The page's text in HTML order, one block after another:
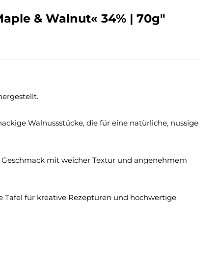
& Walnut« 34% | 70g"
Walnussstücke, die für eine natürliche, nussige
mit weicher Textur und angenehmem
Tafel für kreative Rezepturen und hochwertige